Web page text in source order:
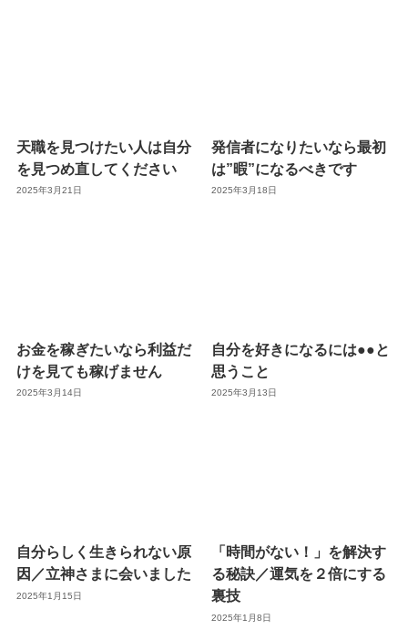
天職を見つけたい人は自分
を見つめ直してください
2025年3月21日
発信者になりたいなら最初
は”暇”になるべきです
2025年3月18日
お金を稼ぎたいなら利益だ
けを見ても稼げません
2025年3月14日
自分を好きになるには●●と
思うこと
2025年3月13日
自分らしく生きられない原
因／立神さまに会いました
2025年1月15日
「時間がない！」を解決す
る秘訣／運気を２倍にする
裏技
2025年1月8日